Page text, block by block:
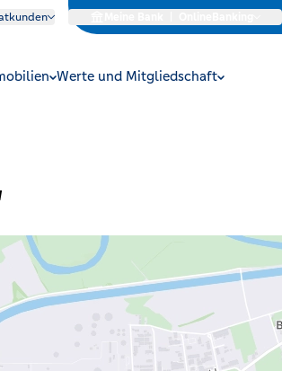
Werte und Mitgliedschaft